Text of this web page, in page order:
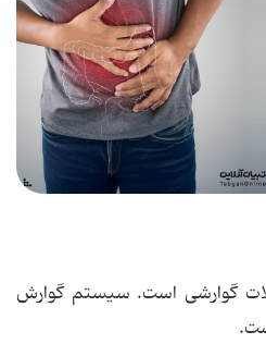
گوارشی است. سیستم گوارش